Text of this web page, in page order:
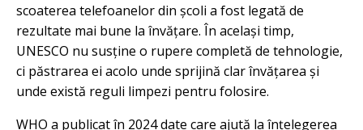
scoaterea telefoanelor din școli a fost legată de
rezultate mai bune la învățare. În același timp,
UNESCO nu susține o rupere completă de tehnologie,
ci păstrarea ei acolo unde sprijină clar învățarea și
unde există reguli limpezi pentru folosire.
WHO a publicat în 2024 date care ajută la înțelegerea